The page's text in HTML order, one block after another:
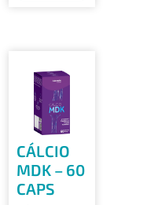
CÁLCIO
MDK – 60
CAPS